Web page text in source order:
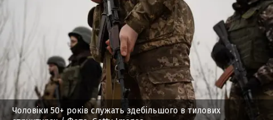
Чоловіки 50+ років служать здебільшого в тилових